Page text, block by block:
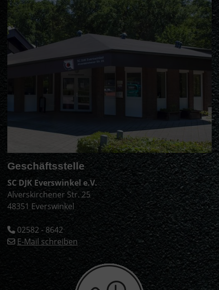
Geschäftsstelle
SC DJK Everswinkel e.V.
Alverskirchener Str. 25
48351 Everswinkel
02582 - 8642
E-Mail schreiben